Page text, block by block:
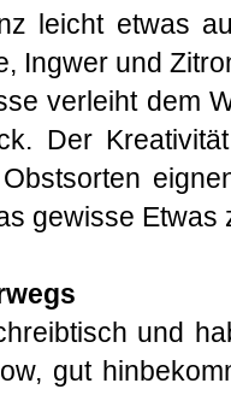
leicht etwas
Ingwer und
verleiht dem
Der
gewisse
und
gut